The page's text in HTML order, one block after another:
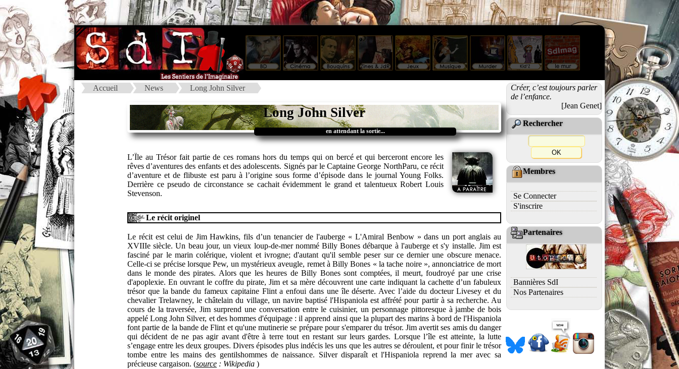
Accueil News Long John Silver
Long John Silver
en attendant la sortie...
L’Ïle au Trésor fait partie de ces romans hors du temps qui on bercé et qui berceront encore les
rêves d’aventures des enfants et des adolescents. Signés par le Captaine George NorthParu, ce récit
d’aventure et de flibuste est paru à l’origine sous forme d’épisode dans le journal Young Folks.
Derrière ce pseudo de circonstance se cachait évidemment le grand et talentueux Robert Louis
Stevenson.
Le récit originel
Le récit est celui de Jim Hawkins, fils d’un tenancier de l'auberge « L'Amiral Benbow » dans un port anglais au
XVIIIe siècle. Un beau jour, un vieux loup-de-mer nommé Billy Bones débarque à l'auberge et s'y installe. Jim est
fasciné par le marin colérique, violent et ivrogne; d'autant qu'il semble peser sur ce dernier une obscure menace.
Celle-ci se précise lorsque Pew, un mystérieux aveugle, remet à Billy Bones « la tache noire », annonciatrice de mort
dans le monde des pirates. Alors que les heures de Billy Bones sont comptées, il meurt, foudroyé par une crise
d'apoplexie. En ouvrant le coffre du pirate, Jim et sa mère découvrent une carte indiquant la cachette d’un fabuleux
trésor que la bande du fameux capitaine Flint a enfoui dans une île déserte. Avec l’aide du docteur Livesey et du
chevalier Trelawney, le châtelain du village, un navire baptisé l'Hispaniola est affrété pour partir à sa recherche. Au
cours de la traversée, Jim surprend une conversation entre le cuisinier, un personnage pittoresque à jambe de bois
appelé Long John Silver, et des hommes d'équipage : il apprend ainsi que la plupart des marins à bord de l'Hispaniola
font partie de la bande de Flint et qu'une mutinerie se prépare pour s'emparer du trésor. Jim avertit ses amis du danger
qui décident de ne pas agir avant d'être à terre tout en restant sur leurs gardes. Lorsque l’île est atteinte, la lutte
s’engage entre les deux groupes. Divers épisodes plus indécis les uns que les autres se déroulent, et pour finir le trésor
tombe entre les mains des gentilshommes de naissance. Silver disparaît et l'Hispaniola reprend la mer avec sa
précieuse cargaison. (source : Wikipedia )
Créer, c’est toujours parler
de l’enfance.
[Jean Genet]
Rechercher
Membres
Se Connecter
S'inscrire
Partenaires
Bannières SdI
Nos Partenaires